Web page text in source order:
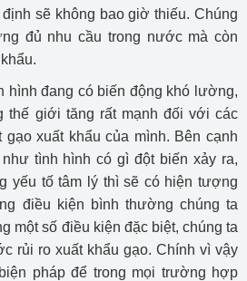
sẽ không bao giờ thiếu. Chúng
đủ nhu cầu trong nước mà còn
hình đang có biến động khó lường,
thế giới tăng rất mạnh đối với các
gạo xuất khẩu của mình. Bên cạnh
tình hình có gì đột biến xảy ra,
yếu tố tâm lý thì sẽ có hiện tượng
điều kiện bình thường chúng ta
một số điều kiện đặc biệt, chúng ta
rủi ro xuất khẩu gạo. Chính vì vậy
pháp để trong mọi trường hợp